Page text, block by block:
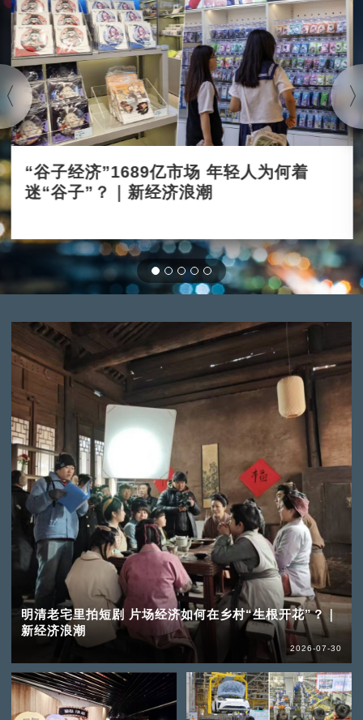
“谷子经济”1689亿市场 年轻人为何着
迷“谷子”？｜新经济浪潮
明清老宅里拍短剧 片场经济如何在乡村“生根开花”？｜
新经济浪潮
2026-07-30